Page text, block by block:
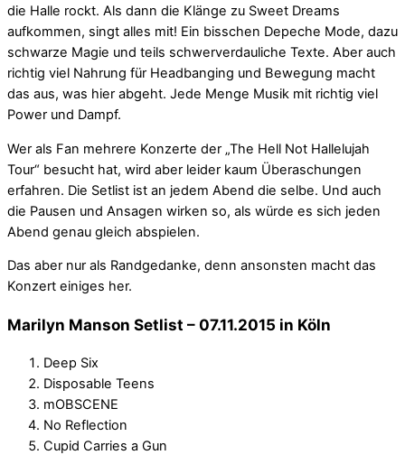
die Halle rockt. Als dann die Klänge zu Sweet Dreams
aufkommen, singt alles mit! Ein bisschen Depeche Mode, dazu
schwarze Magie und teils schwerverdauliche Texte. Aber auch
richtig viel Nahrung für Headbanging und Bewegung macht
das aus, was hier abgeht. Jede Menge Musik mit richtig viel
Power und Dampf.
Wer als Fan mehrere Konzerte der „The Hell Not Hallelujah
Tour“ besucht hat, wird aber leider kaum Überaschungen
erfahren. Die Setlist ist an jedem Abend die selbe. Und auch
die Pausen und Ansagen wirken so, als würde es sich jeden
Abend genau gleich abspielen.
Das aber nur als Randgedanke, denn ansonsten macht das
Konzert einiges her.
Marilyn Manson Setlist – 07.11.2015 in Köln
Deep Six
Disposable Teens
mOBSCENE
No Reflection
Cupid Carries a Gun